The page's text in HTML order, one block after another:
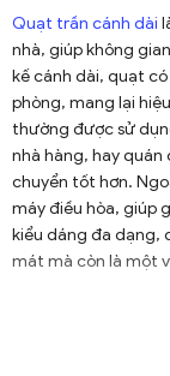
Quạt trần cánh dài
nhà, giúp không
kế cánh dài, quạt
phòng, mang lại
thường được sử
nhà hàng, hay quán
chuyển tốt hơn.
máy điều hòa, giúp
kiểu dáng đa dạng,
mát mà còn là một
1.1. Lịch Sử và